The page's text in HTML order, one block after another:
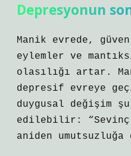
Depresyonun
Manik evrede,
eylemler ve
olasılığı artar.
depresif evreye
duygusal değişim
edilebilir:
aniden umutsuzluğa